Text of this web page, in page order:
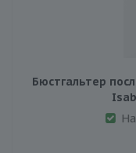
Бюстгальтер